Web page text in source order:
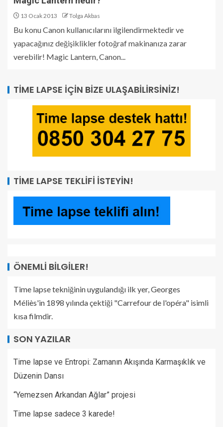
13 Ocak 2013 Tolga Akbas
Bu konu Canon kullanıcılarını ilgilendirmektedir ve
yapacağınız değişiklikler fotoğraf makinanıza zarar
verebilir! Magic Lantern, Canon...
TIME LAPSE İÇIN BIZE ULAŞABILIRSINIZ!
TIME LAPSE TEKLIFI İSTEYIN!
ÖNEMLI BILGILER!
Time lapse tekniğinin uygulandığı ilk yer, Georges
Méliès'in 1898 yılında çektiği "Carrefour de l'opéra" isimli
kısa filmdir.
SON YAZILAR
Time lapse ve Entropi: Zamanın Akışında Karmaşıklık ve
Düzenin Dansı
“Yemezsen Arkandan Ağlar” projesi
Time lapse sadece 3 karede!